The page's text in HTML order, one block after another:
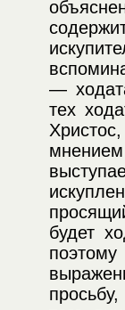
—
тех
будет